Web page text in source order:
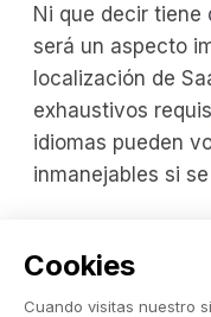
Cookies
Cuando visitas nuestro
Ni que decir tiene
será un aspecto
localización de
exhaustivos
idiomas pueden
inmanejables si
amplia gama de
propio software,